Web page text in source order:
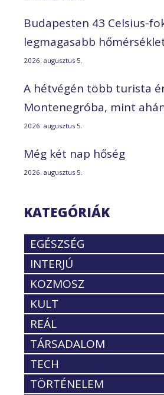
Budapesten 43 Celsius-
legmagasabb
2026. augusztus 5.
A hétvégén több turista
Montenegróba, mint
2026. augusztus 5.
Még két nap hőség
2026. augusztus 5.
KATEGÓRIÁK
EGÉSZSÉG
INTERJÚ
KOZMOSZ
KULT
REÁL
TÁRSADALOM
TECH
TÖRTÉNELEM